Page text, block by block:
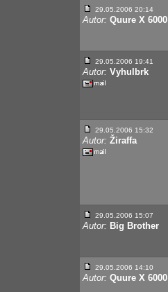
29.05.2006 20:14
Autor: Quure X 6000
29.05.2006 19:41
Autor: Vyhulbrk
29.05.2006 15:32
Autor: Žiraffa
29.05.2006 15:07
Autor: Big Brother
29.05.2006 14:10
Autor: Quure X 6000